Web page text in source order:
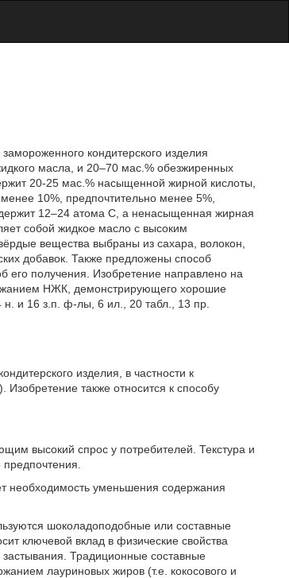
кондитерского изделия
масла, и 20–70 мас.% обезжиренных
20-25 мас.% насыщенной жирной кислоты,
10%, предпочтительно менее 5%,
12–24 атома C, а ненасыщенная жирная
собой жидкое масло с высоким
вещества выбраны из сахара, волокон,
добавок. Также предложены способ
его получения. Изобретение направлено на
НЖК, демонстрирующего хорошие
н. и 16 з.п. ф-лы, 6 ил., 20 табл., 13 пр.
изделия, в частности к
также относится к способу
высокий спрос у потребителей. Текстура и
необходимость уменьшения содержания
шоколадоподобные или составные
ключевой вклад в физические свойства
застывания. Традиционные составные
лауриновых жиров (т.е. кокосового и